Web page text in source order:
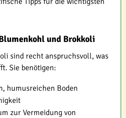
und Brokkoli
sind recht anspruchsvoll, was
Sie benötigen:
humusreichen Boden
zur Vermeidung von